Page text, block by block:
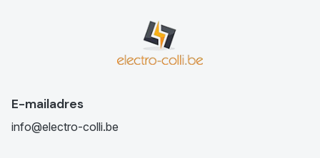
E-mailadres
info@electro-colli.be